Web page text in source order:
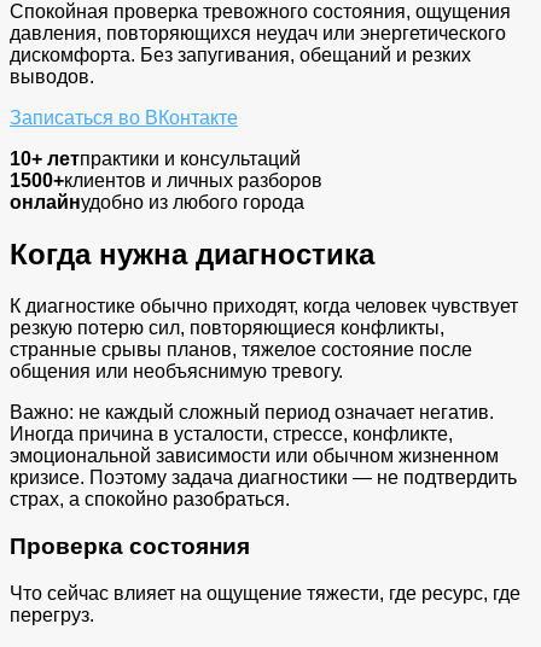
Спокойная проверка тревожного состояния, ощущения
давления, повторяющихся неудач или энергетического
дискомфорта. Без запугивания, обещаний и резких
выводов.
Записаться во ВКонтакте
10+ летпрактики и консультаций
1500+клиентов и личных разборов
онлайнудобно из любого города
Когда нужна диагностика
К диагностике обычно приходят, когда человек чувствует
резкую потерю сил, повторяющиеся конфликты,
странные срывы планов, тяжелое состояние после
общения или необъяснимую тревогу.
Важно: не каждый сложный период означает негатив.
Иногда причина в усталости, стрессе, конфликте,
эмоциональной зависимости или обычном жизненном
кризисе. Поэтому задача диагностики — не подтвердить
страх, а спокойно разобраться.
Проверка состояния
Что сейчас влияет на ощущение тяжести, где ресурс, где
перегруз.